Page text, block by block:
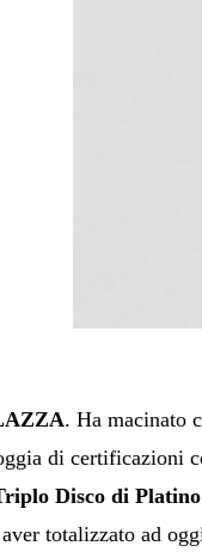
. Ha macinato
di certificazioni
Disco di
totalizzato ad